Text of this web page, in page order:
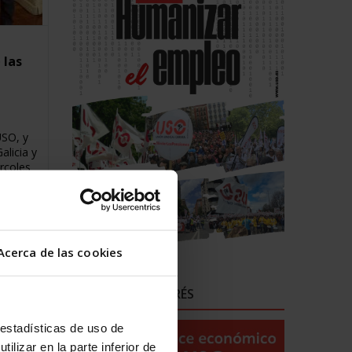
de las cookies
de uso de
en la parte inferior de
las
y
y
a la
ENLACES DE INTERÉS